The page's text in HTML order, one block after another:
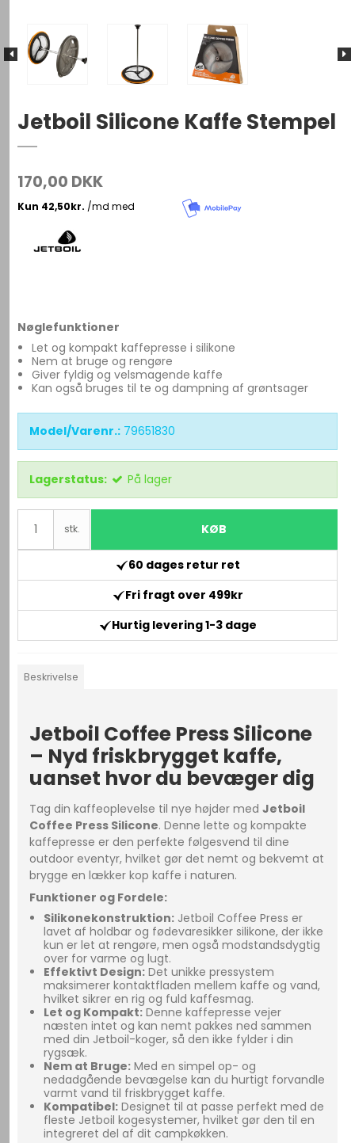
Jetboil Silicone Kaffe Stempel
170,00 DKK
Nøglefunktioner
Let og kompakt kaffepresse i silikone
Nem at bruge og rengøre
Giver fyldig og velsmagende kaffe
Kan også bruges til te og dampning af grøntsager
Model/Varenr.: 79651830
Lagerstatus: På lager
stk. KØB
60 dages retur ret
Fri fragt over 499kr
Hurtig levering 1-3 dage
Beskrivelse
Jetboil Coffee Press Silicone
– Nyd friskbrygget kaffe,
uanset hvor du bevæger dig
Tag din kaffeoplevelse til nye højder medJetboil
Coffee Press Silicone. Denne lette og kompakte
kaffepresse er den perfekte følgesvend til dine
outdoor eventyr, hvilket gør det nemt og bekvemt at
brygge en lækker kop kaffe i naturen.
Funktioner og Fordele:
Silikonekonstruktion:Jetboil Coffee Press er
lavet af holdbar og fødevaresikker silikone, der ikke
kun er let at rengøre, men også modstandsdygtig
over for varme og lugt.
Effektivt Design:Det unikke pressystem
maksimerer kontaktfladen mellem kaffe og vand,
hvilket sikrer en rig og fuld kaffesmag.
Let og Kompakt:Denne kaffepresse vejer
næsten intet og kan nemt pakkes ned sammen
med din Jetboil-koger, så den ikke fylder i din
rygsæk.
Nem at Bruge:Med en simpel op- og
nedadgående bevægelse kan du hurtigt forvandle
varmt vand til friskbrygget kaffe.
Kompatibel:Designet til at passe perfekt med de
fleste Jetboil kogesystemer, hvilket gør den til en
integreret del af dit campkøkken.